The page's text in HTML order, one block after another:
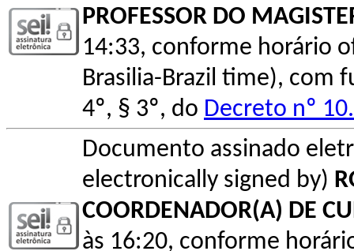
PROFESSOR DO
14:33, conforme horário
Brasilia-Brazil time), com
4º, § 3º, do Decreto nº
Documento assinado
electronically signed by)
COORDENADOR(A) DE
às 16:20, conforme